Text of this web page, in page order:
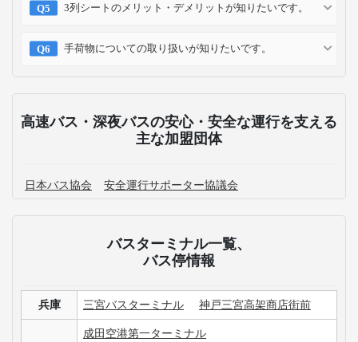
3列シートのメリット・デメリットが知りたいです。
手荷物についての取り扱いが知りたいです。
高速バス・深夜バスの安心・安全な運行を支える
主な加盟団体
日本バス協会 安全運行サポーター協議会
バスターミナル一覧、
バス停情報
兵庫 三宮バスターミナル 神戸三宮高架商店街前
成田空港第一ターミナル